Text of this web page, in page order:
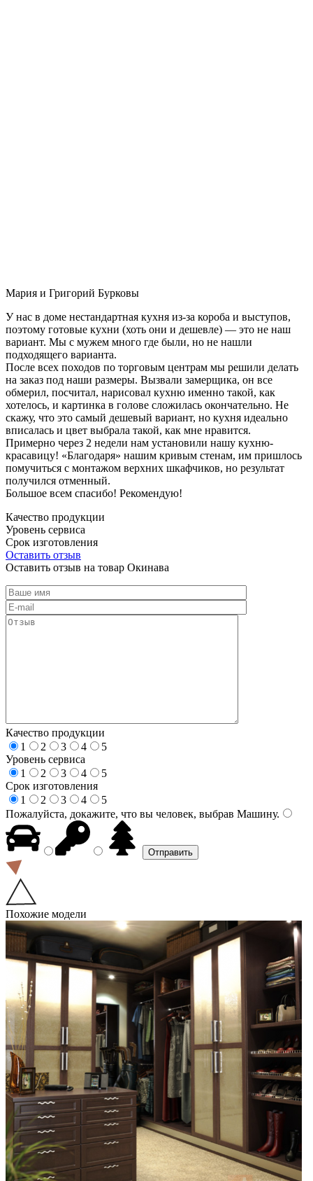
Мария и Григорий Бурковы
У нас в доме нестандартная кухня из-за короба и выступов,
поэтому готовые кухни (хоть они и дешевле) — это не наш
вариант. Мы с мужем много где были, но не нашли
подходящего варианта.
После всех походов по торговым центрам мы решили делать
на заказ под наши размеры. Вызвали замерщика, он все
обмерил, посчитал, нарисовал кухню именно такой, как
хотелось, и картинка в голове сложилась окончательно. Не
скажу, что это самый дешевый вариант, но кухня идеально
вписалась и цвет выбрала такой, как мне нравится.
Примерно через 2 недели нам установили нашу кухню-
красавицу! «Благодаря» нашим кривым стенам, им пришлось
помучиться с монтажом верхних шкафчиков, но результат
получился отменный.
Большое всем спасибо! Рекомендую!
Качество продукции
Уровень сервиса
Срок изготовления
Оставить отзыв
Оставить отзыв на товар Окинава
Качество продукции
1
2 3 4
5
Уровень сервиса
1
2 3 4
5
Срок изготовления
1
2 3 4
5
Пожалуйста, докажите, что вы человек, выбрав Машину.
Похожие модели